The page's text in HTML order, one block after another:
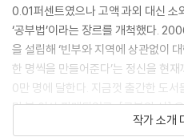
0.01퍼센트였으나 고액 과외 대신 소
‘공부법’이라는 장르를 개척했다.
을 설립해 ‘빈부와 지역에 상관없이
한 명씩을 만들어준다’는 정신을 현
0만 명에 달한다. 지금껏 출간한 도
만 부 이상 판매되었고, [공부의 신]
자 수 100만 명을 돌파했고, 총 조회
작가 소개